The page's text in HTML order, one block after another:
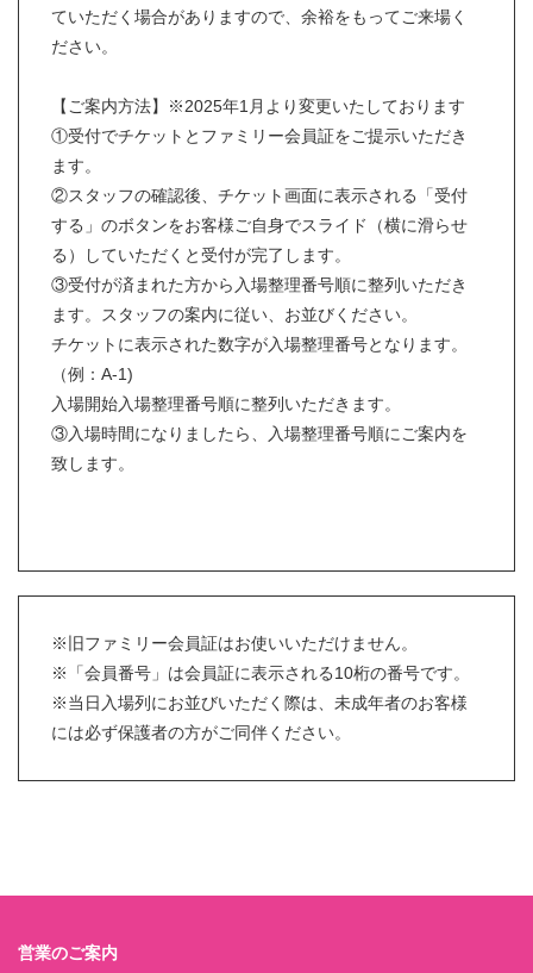
ていただく場合がありますので、余裕をもってご来場く
ださい。
【ご案内方法】※2025年1月より変更いたしております
①受付でチケットとファミリー会員証をご提示いただき
ます。
②スタッフの確認後、チケット画面に表示される「受付
する」のボタンをお客様ご自身でスライド（横に滑らせ
る）していただくと受付が完了します。
③受付が済まれた方から入場整理番号順に整列いただき
ます。スタッフの案内に従い、お並びください。
チケットに表示された数字が入場整理番号となります。
（例：A-1)
入場開始入場整理番号順に整列いただきます。
③入場時間になりましたら、入場整理番号順にご案内を
致します。
※旧ファミリー会員証はお使いいただけません。
※「会員番号」は会員証に表示される10桁の番号です。
※当日入場列にお並びいただく際は、未成年者のお客様
には必ず保護者の方がご同伴ください。
営業のご案内